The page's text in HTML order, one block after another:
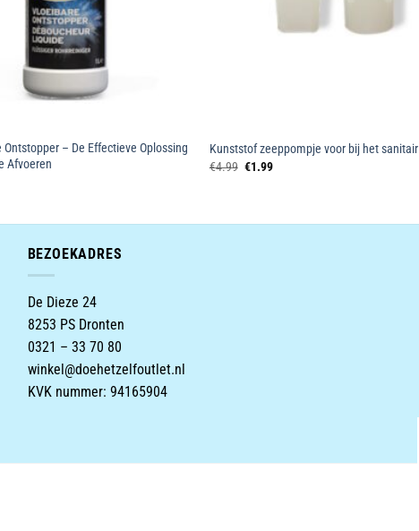
Ontstopper – De Effectieve Oplossing
Afvoeren
Kunststof zeeppompje voor bij het sanitair
€4.99 Oorspronkelijke
€1.99Huidige
BEZOEKADRES
De Dieze 24
8253 PS Dronten
0321 – 33 70 80
winkel@doehetzelfoutlet.nl
KVK nummer: 94165904